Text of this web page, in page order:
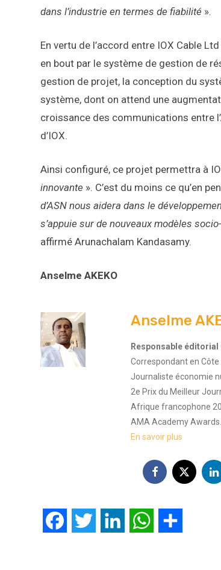
dans l’industrie en termes de fiabilité ».
En vertu de l’accord entre IOX Cable
en bout par le système de gestion de
gestion de projet, la conception du
système, dont on attend une
croissance des communications entre
d’IOX.
Ainsi configuré, ce projet permettra à
innovante ». C’est du moins ce qu’en
d’ASN nous aidera dans le
s’appuie sur de nouveaux modèles
affirmé Arunachalam Kandasamy.
Anselme AKEKO
Anselme
Responsable éditorial
Correspondant en Côte
Journaliste économie
2e Prix du Meilleur
Afrique francophone
AMA Academy Awards.
En savoir plus
FacebookTwitter LinkedIn WhatsApp